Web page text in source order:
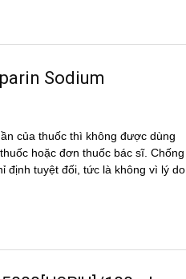
Sodium
của thuốc thì không được dùng
hoặc đơn thuốc bác sĩ. Chống
định tuyệt đối, tức là không vì lý do